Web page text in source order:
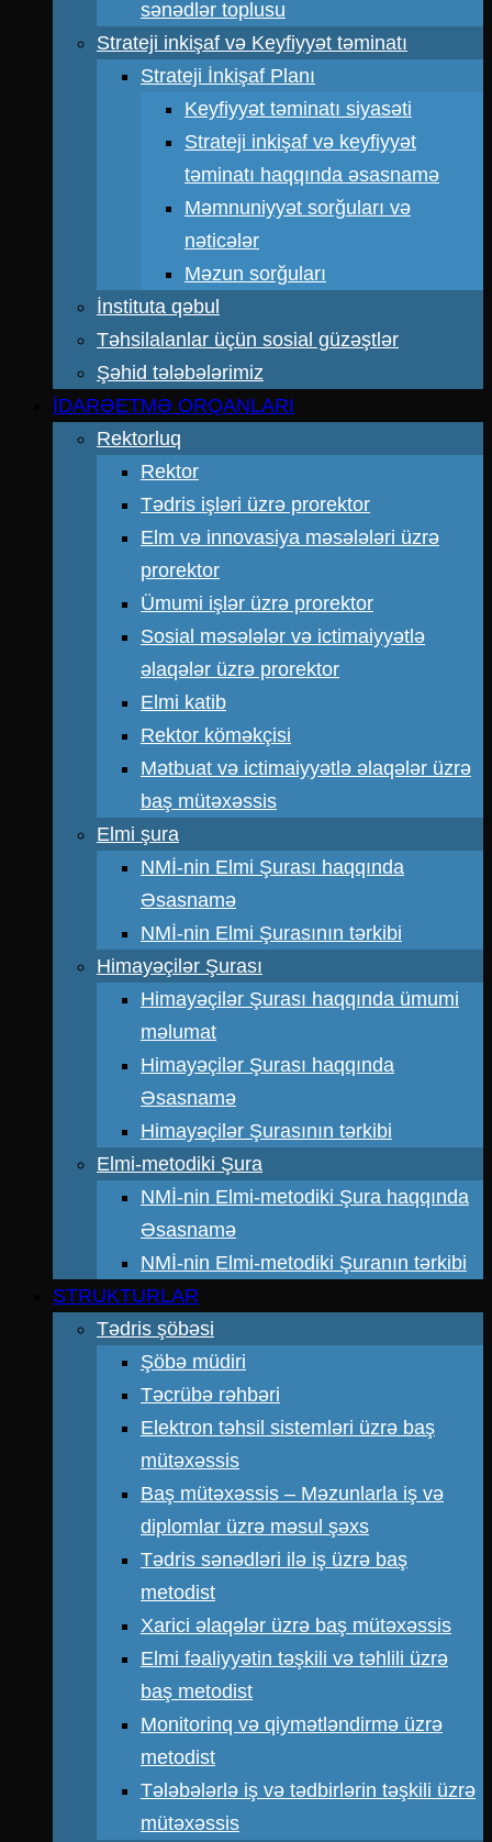
sənədlər toplusu
Strateji inkişaf və Keyfiyyət təminatı
Strateji İnkişaf Planı
Keyfiyyət təminatı siyasəti
Strateji inkişaf və keyfiyyət
təminatı haqqında əsasnamə
Məmnuniyyət sorğuları və
nəticələr
Məzun sorğuları
İnstituta qəbul
Təhsilalanlar üçün sosial güzəştlər
Şəhid tələbələrimiz
İDARƏETMƏ ORQANLARI
Rektorluq
Rektor
Tədris işləri üzrə prorektor
Elm və innovasiya məsələləri üzrə
prorektor
Ümumi işlər üzrə prorektor
Sosial məsələlər və ictimaiyyətlə
əlaqələr üzrə prorektor
Elmi katib
Rektor köməkçisi
Mətbuat və ictimaiyyətlə əlaqələr üzrə
baş mütəxəssis
Elmi şura
NMİ-nin Elmi Şurası haqqında
Əsasnamə
NMİ-nin Elmi Şurasının tərkibi
Himayəçilər Şurası
Himayəçilər Şurası haqqında ümumi
məlumat
Himayəçilər Şurası haqqında
Əsasnamə
Himayəçilər Şurasının tərkibi
Elmi-metodiki Şura
NMİ-nin Elmi-metodiki Şura haqqında
Əsasnamə
NMİ-nin Elmi-metodiki Şuranın tərkibi
STRUKTURLAR
Tədris şöbəsi
Şöbə müdiri
Təcrübə rəhbəri
Elektron təhsil sistemləri üzrə baş
mütəxəssis
Baş mütəxəssis – Məzunlarla iş və
diplomlar üzrə məsul şəxs
Tədris sənədləri ilə iş üzrə baş
metodist
Xarici əlaqələr üzrə baş mütəxəssis
Elmi fəaliyyətin təşkili və təhlili üzrə
baş metodist
Monitorinq və qiymətləndirmə üzrə
metodist
Tələbələrlə iş və tədbirlərin təşkili üzrə
mütəxəssis